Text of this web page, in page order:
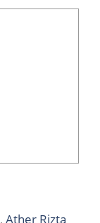
,Ather Rizta